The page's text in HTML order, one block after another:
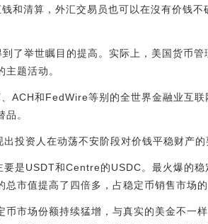
和清算，外汇交易员也可以在沒有价钱
了举世瞩目的提高。实际上，美国货币
题活动。
ACH和FedWire等别的全世界金融业互
。
投资人在动荡不安阶段对价钱平稳财产的
是USDT和Centre的USDC。最火爆的
市值提高了四倍多，占稳定币销售市场的
市场份额持续猛增，与真实的美金不一